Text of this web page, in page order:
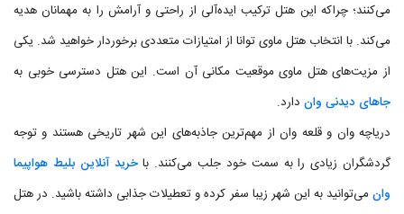
می‌کنند؛ چراکه این هتل ترکیب ایده‌آلی از راحتی و آرامش را به مهمانان هدیه
می‌کند. با انتخاب هتل ماوی توانا از امتیازات متعددی برخوردار خواهید شد. یکی
از مزیت‌های هتل ماوی موقعیت مکانی آن است. این هتل دسترسی خوبی به
جاهای دیدنی وان دارد.
دریاچه وان و قلعه وان از مهم‌ترین جاذبه‌های این شهر تاریخی هستند و توجه
گردشگران زیادی را به سمت خود جلب می‌کنند. باخرید آنلاین بلیط هواپیما
وانمی‌توانید به این شهر زیبا سفر کرده و تعطیلات جذابی داشته باشید. در هتل